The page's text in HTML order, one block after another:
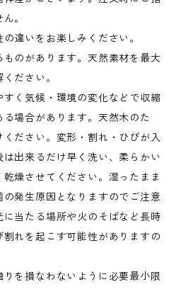
。
違いをお楽しみください。
のがあります。天然素材を最大
ださい。
く気候・環境の変化などで収縮
場合があります。天然木のた
ださい。変形・割れ・ひびが入
出来るだけ早く洗い、柔らかい
燥させてください。湿ったまま
発生原因となりますのでご注意
に当たる場所や火のそばなど長時
れを起こす可能性がありますの
を損なわないように必要最小限